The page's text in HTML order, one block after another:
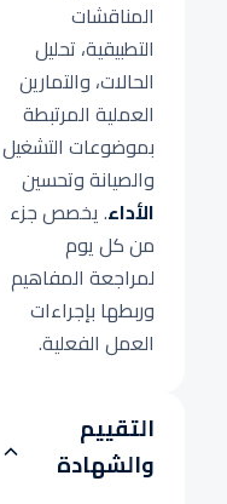
المناقشات
التطبيقية، تحليل
الحالات، والتمارين
العملية المرتبطة
بموضوعات التشغيل
والصيانة وتحسين
الأداء. يخصص جزء
من كل يوم
لمراجعة المفاهيم
وربطها بإجراءات
العمل الفعلية.
التقييم
والشهادة